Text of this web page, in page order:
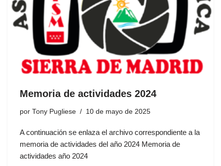
Memoria de actividades 2024
por Tony Pugliese 10 de mayo de 2025
A continuación se enlaza el archivo correspondiente a la
memoria de actividades del año 2024 Memoria de
actividades año 2024